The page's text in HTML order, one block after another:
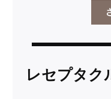
レセプタク